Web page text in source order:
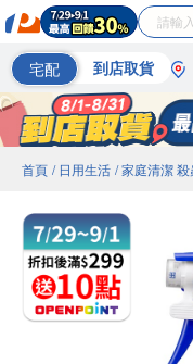
宅配 到店取貨
首頁 / 日用生活 / 家庭清潔 殺